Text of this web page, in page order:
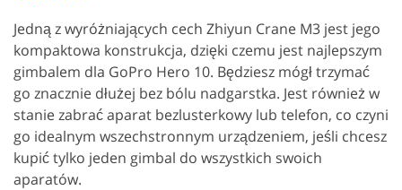
Jedną z wyróżniających cech Zhiyun Crane M3 jest jego
kompaktowa konstrukcja, dzięki czemu jest najlepszym
gimbalem dla GoPro Hero 10. Będziesz mógł trzymać
go znacznie dłużej bez bólu nadgarstka. Jest również w
stanie zabrać aparat bezlusterkowy lub telefon, co czyni
go idealnym wszechstronnym urządzeniem, jeśli chcesz
kupić tylko jeden gimbal do wszystkich swoich
aparatów.